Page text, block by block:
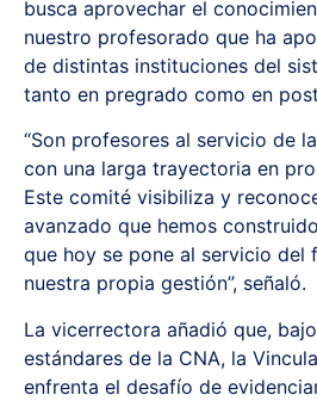
busca aprovechar el
nuestro profesorado que ha
de distintas instituciones del
tanto en pregrado como en
“Son profesores al servicio de
con una larga trayectoria en
Este comité visibiliza y
avanzado que hemos
que hoy se pone al servicio del
nuestra propia gestión”, señaló.
La vicerrectora añadió que,
estándares de la CNA, la
enfrenta el desafío de